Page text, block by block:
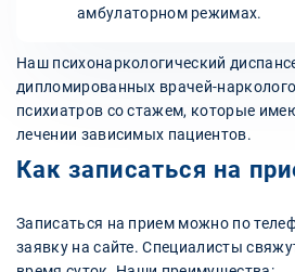
амбулаторном режимах.
Наш психонаркологический
дипломированных врачей-
психиатров со стажем, которые
лечении зависимых пациентов.
Как записаться на
Записаться на прием можно по
заявку на сайте. Специалисты